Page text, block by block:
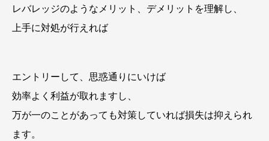
レバレッジのようなメリット、デメリットを理解し、
上手に対処が行えれば
エントリーして、思惑通りにいけば
効率よく利益が取れますし、
万が一のことがあっても対策していれば損失は抑えられ
ます。